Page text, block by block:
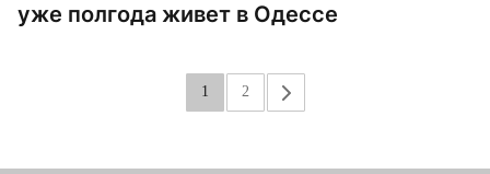
уже полгода живет в Одессе
1 2 »